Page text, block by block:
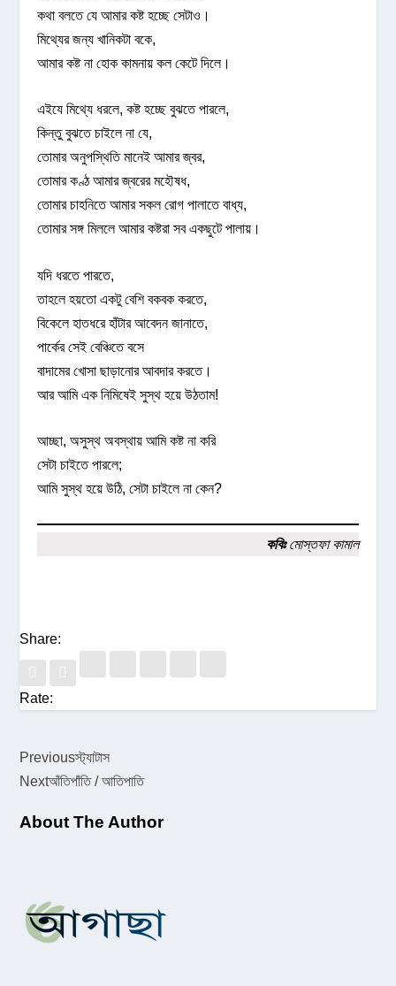
কথা বলতে যে আমার কষ্ট হচ্ছে সেটাও।
মিথ্যের জন্য খানিকটা বকে,
আমার কষ্ট না হোক কামনায় কল কেটে দিলে।
এইযে মিথ্যে ধরলে, কষ্ট হচ্ছে বুঝতে পারলে,
কিন্তু বুঝতে চাইলে না যে,
তোমার অনুপস্থিতি মানেই আমার জ্বর,
তোমার কণ্ঠ আমার জ্বরের মহৌষধ,
তোমার চাহনিতে আমার সকল রোগ পালাতে বাধ্য,
তোমার সঙ্গ মিললে আমার কষ্টরা সব একছুটে পালায়।
যদি ধরতে পারতে,
তাহলে হয়তো একটু বেশি বকবক করতে,
বিকেলে হাতধরে হাঁটার আবেদন জানাতে,
পার্কের সেই বেঞ্চিতে বসে
বাদামের খোসা ছাড়ানোর আবদার করতে।
আর আমি এক নিমিষেই সুস্থ হয়ে উঠতাম!
আচ্ছা, অসুস্থ অবস্থায় আমি কষ্ট না করি
সেটা চাইতে পারলে;
আমি সুস্থ হয়ে উঠি, সেটা চাইলে না কেন?
কবিঃমোস্তফা কামাল
Share:
Rate:
Previousস্ট্যাটাস
Nextআঁতিপাঁতি / আতিপাতি
About The Author